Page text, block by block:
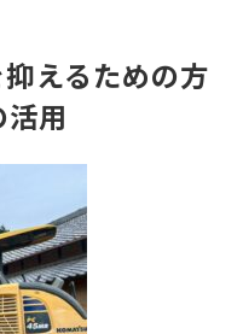
えるための方
用